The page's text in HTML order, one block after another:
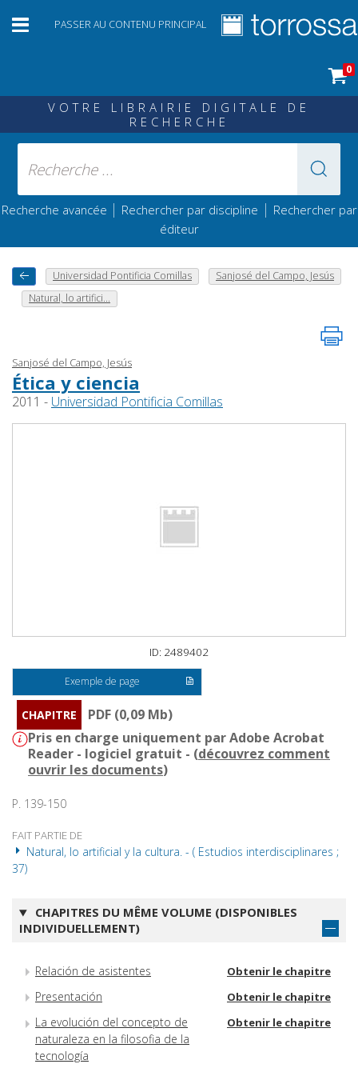
PASSER AU CONTENU PRINCIPAL
0
VOTRE LIBRAIRIE DIGITALE DE
RECHERCHE
Recherche avancée | Rechercher par discipline | Rechercher par
éditeur
Universidad Pontificia Comillas
Sanjosé del Campo, Jesús
Natural, lo artifici...
Sanjosé del Campo, Jesús
Ética y ciencia
2011 - Universidad Pontificia Comillas
ID: 2489402
Exemple de page
CHAPITRE
PDF (0,09 Mb)
Pris en charge uniquement par Adobe Acrobat
Reader - logiciel gratuit - (découvrez comment
ouvrir les documents)
P. 139-150
FAIT PARTIE DE
Natural, lo artificial y la cultura. - ( Estudios interdisciplinares ;
37)
CHAPITRES DU MÊME VOLUME (DISPONIBLES
INDIVIDUELLEMENT)
Relación de asistentes Obtenir le chapitre
Presentación Obtenir le chapitre
La evolución del concepto de
naturaleza en la filosofia de la
tecnología
Obtenir le chapitre